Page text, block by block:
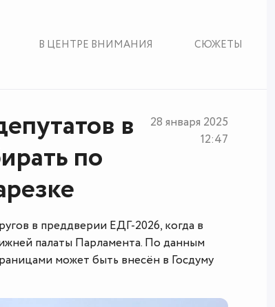
В ЦЕНТРЕ ВНИМАНИЯ СЮЖЕТЫ
в
по
28 января 2025
12:47
в преддверии ЕДГ-2026, когда в
палаты Парламента. По данным
может быть внесён в Госдуму